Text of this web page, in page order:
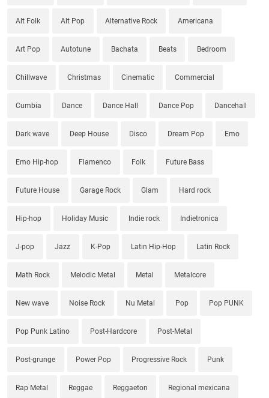
Alt Folk Alt Pop Alternative Rock Americana
Art Pop Autotune Bachata Beats Bedroom
Chillwave Christmas Cinematic Commercial
Cumbia Dance Dance Hall Dance Pop Dancehall
Dark wave Deep House Disco Dream Pop Emo
Emo Hip-hop Flamenco Folk Future Bass
Future House Garage Rock Glam Hard rock
Hip-hop Holiday Music Indie rock Indietronica
J-pop Jazz K-Pop Latin Hip-Hop Latin Rock
Math Rock Melodic Metal Metal Metalcore
New wave Noise Rock Nu Metal Pop Pop PUNK
Pop Punk Latino Post-Hardcore Post-Metal
Post-grunge Power Pop Progressive Rock Punk
Rap Metal Reggae Reggaeton Regional mexicana